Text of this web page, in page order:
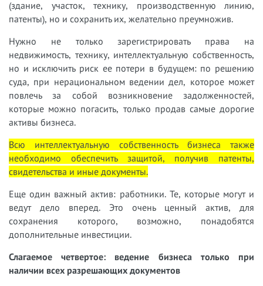
(здание, участок, технику, производственную линию,
патенты), но и сохранить их, желательно преумножив.
Нужно не только зарегистрировать права на
недвижимость, технику, интеллектуальную собственность,
но и исключить риск ее потери в будущем: по решению
суда, при нерациональном ведении дел, которое может
повлечь за собой возникновение задолженностей,
которые можно погасить, только продав самые дорогие
активы бизнеса.
Всю интеллектуальную собственность бизнеса также
необходимо обеспечить защитой, получив патенты,
свидетельства и иные документы.
Еще один важный актив: работники. Те, которые могут и
ведут дело вперед. Это очень ценный актив, для
сохранения которого, возможно, понадобятся
дополнительные инвестиции.
Слагаемое четвертое: ведение бизнеса только при
наличии всех разрешающих документов